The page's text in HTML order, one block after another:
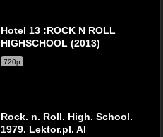
Hotel 13 :ROCK N ROLL
HIGHSCHOOL (2013)
720p
Rock. n. Roll. High. School.
1979. Lektor.pl. AI